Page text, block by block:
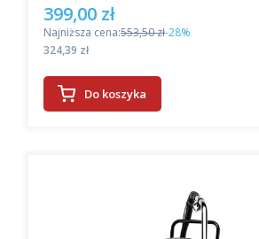
Cena promocyjna
399,00 zł
Najniższa cena:553,50 zł-28%
Cena
324,39 zł
Do koszyka